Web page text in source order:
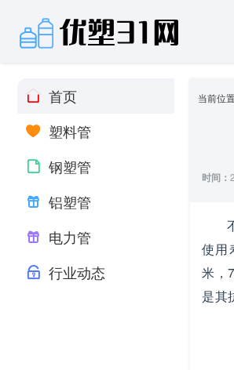
首页
塑料管
钢塑管
铝塑管
电力管
行业动态
当前位
时间：
使用
米，
是其